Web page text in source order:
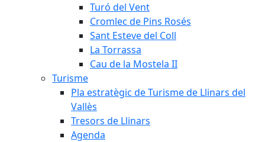
Turó del Vent
Cromlec de Pins Rosés
Sant Esteve del Coll
La Torrassa
Cau de la Mostela II
Turisme
Pla estratègic de Turisme de Llinars del
Vallès
Tresors de Llinars
Agenda